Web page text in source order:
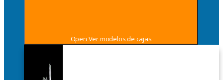
Open Ver modelos de cajas